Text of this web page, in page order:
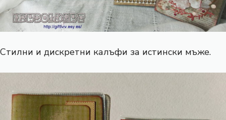
Стилни и дискретни калъфи за истински мъже.